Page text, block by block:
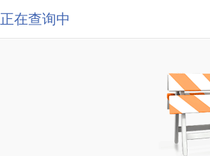
正在查询中